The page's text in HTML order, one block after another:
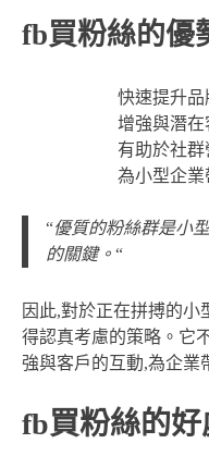
fb買粉絲的優
快速提升
增強與潛
有助於社
為小型企
“優質的粉絲群是小
的關鍵。 “
因此,對於正在拼搏的小
得認真考慮的策略。它
強與客戶的互動,為企業
fb買粉絲的好